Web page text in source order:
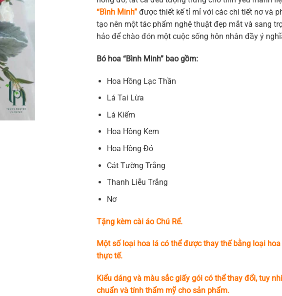
“Bình Minh” được thiết kế tỉ mỉ với các chi tiết nơ và
tạo nên một tác phẩm nghệ thuật đẹp mắt và sang
hảo để chào đón một cuộc sống hôn nhân đầy ý
Bó hoa “Bình Minh” bao gồm:
Hoa Hồng Lạc Thần
Lá Tai Lừa
Lá Kiếm
Hoa Hồng Kem
Hoa Hồng Đỏ
Cát Tường Trắng
Thanh Liễu Trắng
Nơ
Tặng kèm cài áo Chú Rể.
Một số loại hoa lá có thể được thay thế bằng loại
thực tế.
Kiểu dáng và màu sắc giấy gói có thể thay đổi, tuy
chuẩn và tính thẩm mỹ cho sản phẩm.